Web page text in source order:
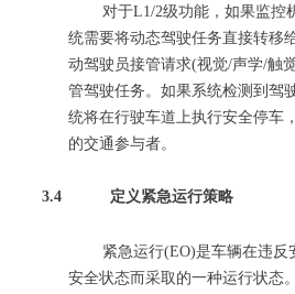
对于L1/2级功能， 如果监控
统需要将动态驾驶任务直接转移
动驾驶员接管请求(视觉/声学/触
管驾驶任务。如果系统检测到驾
统将在行驶车道上执行安全停车
的交通参与者。
3.4 定义紧急运行策略
紧急运行(EO)是车辆在违反
安全状态而采取的一种运行状态。